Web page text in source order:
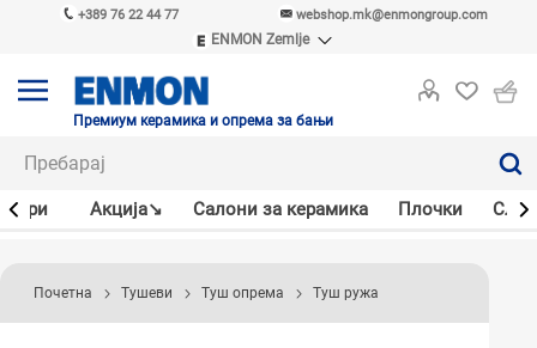
+389 76 22 44 77 webshop.mk@enmongroup.com
ENMON Zemlje
ENMON MKD
Премиум керамика и опрема за бањи
Акцијa↘ Салони за керамика Плочки
Почетна Тушеви Туш опрема Туш ружа